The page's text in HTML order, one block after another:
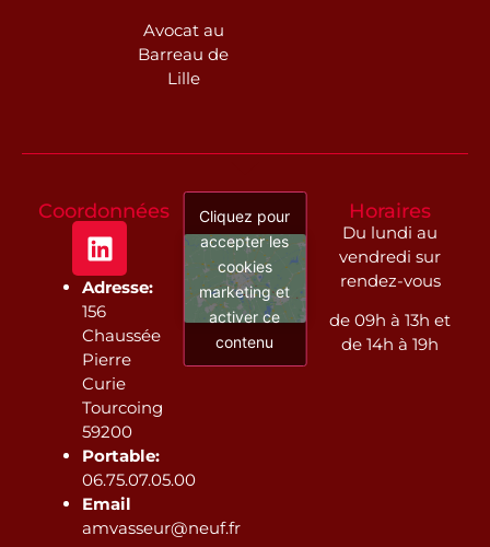
Avocat au
Barreau de
Lille
Coordonnées
Adresse:
156
Chaussée
Pierre
Curie
Tourcoing
59200
Portable:
06.75.07.05.00
Email
amvasseur@neuf.fr
Cliquez pour
accepter les
cookies
marketing et
activer ce
contenu
Horaires
Du lundi au
vendredi sur
rendez-vous
de 09h à 13h et
de 14h à 19h